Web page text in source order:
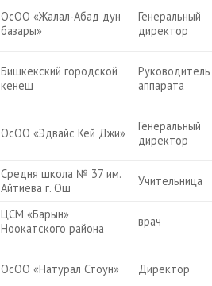
ОсОО «Жалал-Абад дун
базары»
Генеральный
директор
Бишкекский городской
кенеш
Руководитель
аппарата
ОсОО «Эдвайс Кей Джи»
Генеральный
директор
Средня школа № 37 им.
Айтиева г. Ош
Учительница
ЦСМ «Барын»
Ноокатского района
врач
ОсОО «Натурал Стоун» Директор